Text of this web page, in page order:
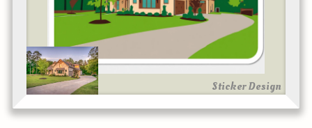
Sticker Design